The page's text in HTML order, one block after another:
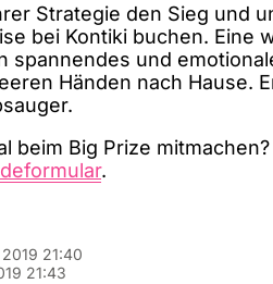
Strategie den Sieg und
bei Kontiki buchen. Eine
spannendes und
Händen nach Hause.
beim Big Prize
.
21:40
21:43